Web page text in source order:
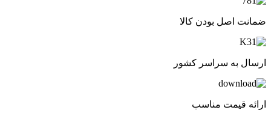
ضمانت اصل بودن کالا
ارسال به سراسر کشور
ارائه قیمت مناسب